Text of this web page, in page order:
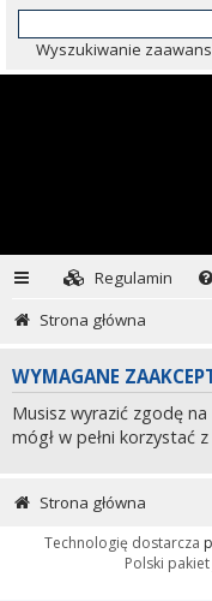
Wyszukiwanie
Regulamin
Strona główna
WYMAGANE
Musisz wyrazić zgodę
mógł w pełni korzystać
Strona główna
Technologię dostarcza
Polski